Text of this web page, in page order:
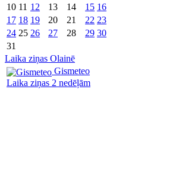
10 11 12 13 14 15 16
17 18 19 20 21 22 23
24 25 26 27 28 29 30
31
Laika ziņas Olainē
Gismeteo
Laika ziņas 2 nedēļām